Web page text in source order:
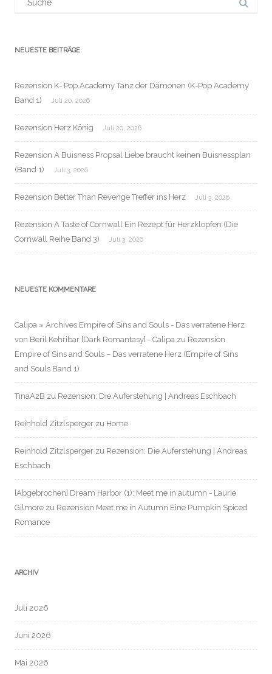
NEUESTE BEITRÄGE
Rezension K- Pop Academy Tanz der Dämonen (K-Pop Academy
Band 1)
Juli 20, 2026
Rezension Herz König Juli 20, 2026
Rezension A Buisness Propsal Liebe braucht keinen Buisnessplan
(Band 1)
Juli 3, 2026
Rezension Better Than Revenge Treffer ins Herz Juli 3, 2026
Rezension A Taste of Cornwall Ein Rezept für Herzklopfen (Die
Cornwall Reihe Band 3)
Juli 3, 2026
NEUESTE KOMMENTARE
Calipa » Archives Empire of Sins and Souls - Das verratene Herz
von Beril Kehribar [Dark Romantasy] - Calipa zu Rezension
Empire of Sins and Souls – Das verratene Herz (Empire of Sins
and Souls Band 1)
TinaA2B zu Rezension: Die Auferstehung | Andreas Eschbach
Reinhold Zitzlsperger zu Home
Reinhold Zitzlsperger zu Rezension: Die Auferstehung | Andreas
Eschbach
[Abgebrochen] Dream Harbor (1): Meet me in autumn - Laurie
Gilmore zu Rezension Meet me in Autumn Eine Pumpkin Spiced
Romance
ARCHIV
Juli 2026
Juni 2026
Mai 2026